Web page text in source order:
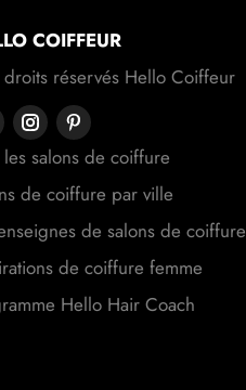
COIFFEUR
droits réservés Hello Coiffeur
les salons de coiffure
de coiffure par ville
de salons de coiffure
de coiffure femme
Hello Hair Coach